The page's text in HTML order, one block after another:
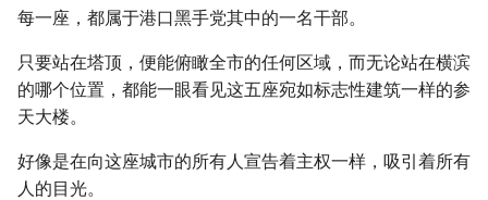
每一座，都属于港口黑手党其中的一名干部。
只要站在塔顶，便能俯瞰全市的任何区域，而无论站在横滨
的哪个位置，都能一眼看见这五座宛如标志性建筑一样的参
天大楼。
好像是在向这座城市的所有人宣告着主权一样，吸引着所有
人的目光。